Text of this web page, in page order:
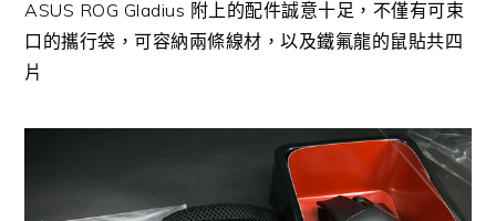
ASUS ROG Gladius 附上的配件誠意十足，不僅有可束
口的攜行袋，可容納兩條線材，以及鐵氟龍的鼠貼共四
片